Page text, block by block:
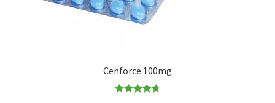
Cenforce 100mg